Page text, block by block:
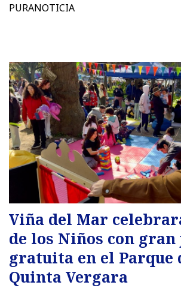
PURANOTICIA
Viña del Mar
de los Niños con
gratuita en el Parque
Quinta Vergara